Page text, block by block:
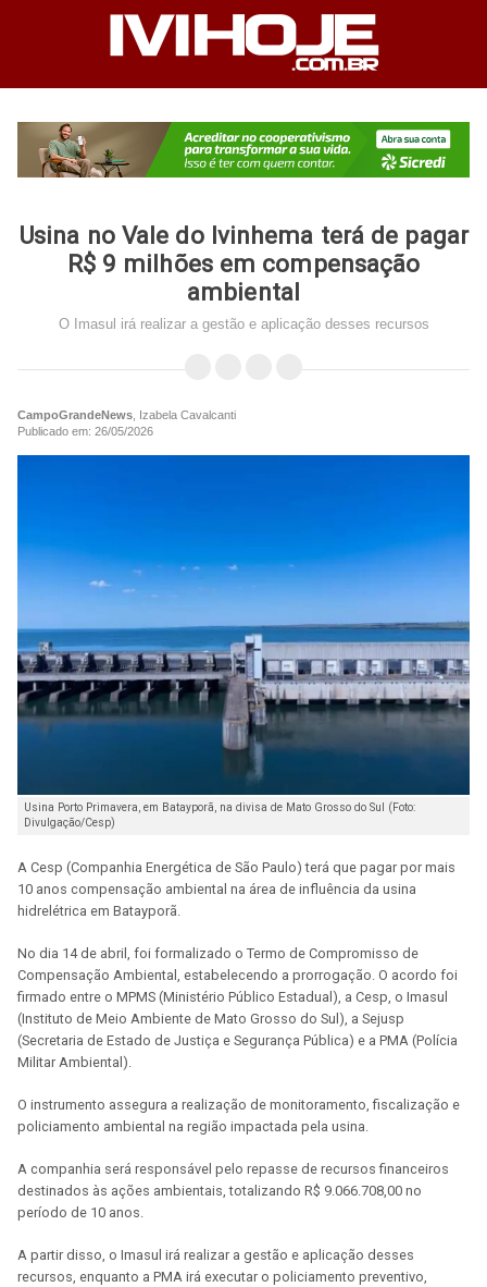
Usina no Vale do Ivinhema terá de pagar
R$ 9 milhões em compensação
ambiental
O Imasul irá realizar a gestão e aplicação desses recursos
CampoGrandeNews , Izabela Cavalcanti
Publicado em: 26/05/2026
Usina Porto Primavera, em Batayporã, na divisa de Mato Grosso do Sul (Foto:
Divulgação/Cesp)
A Cesp (Companhia Energética de São Paulo) terá que pagar por mais
10 anos compensação ambiental na área de influência da usina
hidrelétrica em Batayporã.
No dia 14 de abril, foi formalizado o Termo de Compromisso de
Compensação Ambiental, estabelecendo a prorrogação. O acordo foi
firmado entre o MPMS (Ministério Público Estadual), a Cesp, o Imasul
(Instituto de Meio Ambiente de Mato Grosso do Sul), a Sejusp
(Secretaria de Estado de Justiça e Segurança Pública) e a PMA (Polícia
Militar Ambiental).
O instrumento assegura a realização de monitoramento, fiscalização e
policiamento ambiental na região impactada pela usina.
A companhia será responsável pelo repasse de recursos financeiros
destinados às ações ambientais, totalizando R$ 9.066.708,00 no
período de 10 anos.
A partir disso, o Imasul irá realizar a gestão e aplicação desses
recursos, enquanto a PMA irá executar o policiamento preventivo,